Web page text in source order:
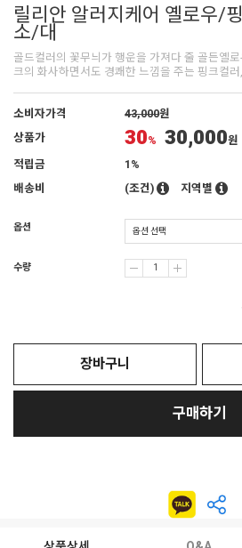
릴리안 알러지케어 옐로우/
소/대
골드컬러의 꽃무늬가 행운을 가져다 줄 골든옐
크의 화사하면서도 경쾌한 느낌을 주는 핑크컬
소비자가격 43,000원
상품가
30% 30,000원
적립금
1%
배송비
(조건) 지역별
옵션
수량
장바구니
구매하기